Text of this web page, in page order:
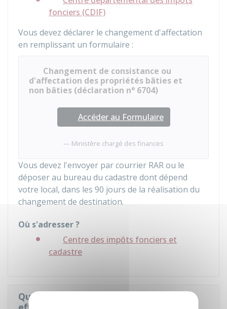
fonciers (CDIF)
Vous devez déclarer le changement d'affectation
en remplissant un formulaire :
Changement de consistance ou
d'affectation des propriétés bâties et
non bâties (déclaration n° 6704)
Accéder au Formulaire
Ministère chargé des finances
Vous devez l'envoyer par courrier RARou le
déposer au bureau du cadastre dont dépend
votre local, dans les 90 jours de la réalisation du
changement de destination.
Où s'adresser ?
Centre des impôts fonciers et
cadastre
Quelles démarches supplémentaires